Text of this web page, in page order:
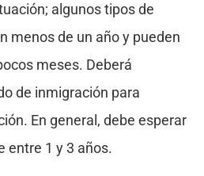
algunos tipos de
menos de un año y pueden
meses. Deberá
de inmigración para
En general, debe esperar
entre 1 y 3 años.